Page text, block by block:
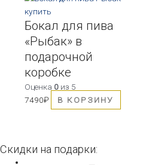
Бокал для пива
«Рыбак» в
подарочной
коробке
Оценка 0 из 5
7490₽ В КОРЗИНУ
Скидки на подарки: